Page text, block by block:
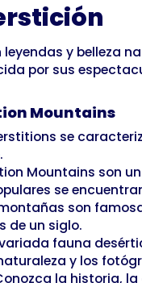
y belleza
por sus
Mountains
se
Mountains son
se
son
de un siglo.
fauna
y los
la historia,